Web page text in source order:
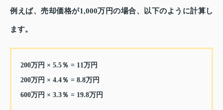
例えば、売却価格が1,000万円の場合、以下のように計算し
ます。
200万円 × 5.5％ = 11万円
200万円 × 4.4％ = 8.8万円
600万円 × 3.3％ = 19.8万円